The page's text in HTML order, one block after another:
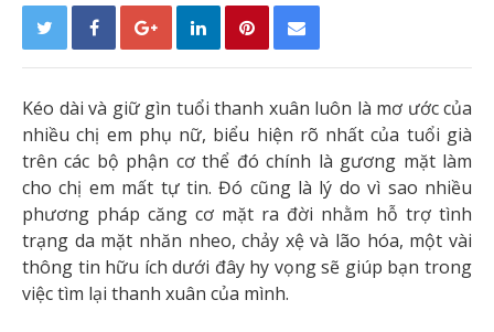
Kéo dài và giữ gìn tuổi thanh xuân luôn là mơ ước của
nhiều chị em phụ nữ, biểu hiện rõ nhất của tuổi già
trên các bộ phận cơ thể đó chính là gương mặt làm
cho chị em mất tự tin. Đó cũng là lý do vì sao nhiều
phương pháp căng cơ mặt ra đời nhằm hỗ trợ tình
trạng da mặt nhăn nheo, chảy xệ và lão hóa, một vài
thông tin hữu ích dưới đây hy vọng sẽ giúp bạn trong
việc tìm lại thanh xuân của mình.